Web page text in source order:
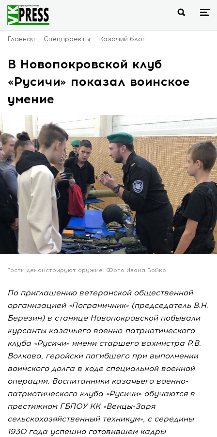
Главная Спецпроекты Казачий блог
В Новопокровской клуб
«Русичи» показал воинское
умение
Гости демонстрируют оружие. Фото Ивана Бойко.
По приглашению ветеранской общественной
организацией «Пограничник» (председатель В.Н.
Березин) в станице Новопокровской побывали
курсанты казачьего военно-патриотического
клуба «Русичи» имени старшего вахмистра Р.В.
Волкова, геройски погибшего при выполнении
воинского долга в ходе специальной военной
операции. Воспитанники казачьего военно-
патриотического клуба «Русичи» обучаются в
престижном ГБПОУ КК «Венцы-Заря
сельскохозяйственный техникум», с середины
1930 года успешно готовившем кадры